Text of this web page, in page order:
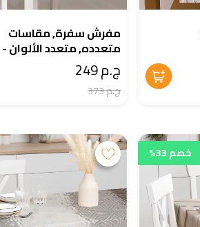
مفرش سفرة, مقاسات
EG131-660
ج.م 249
ج.م 373
خصم 33%